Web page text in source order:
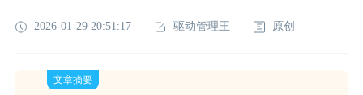
2026-01-29 20:51:17 驱动管理王 原创
文章摘要